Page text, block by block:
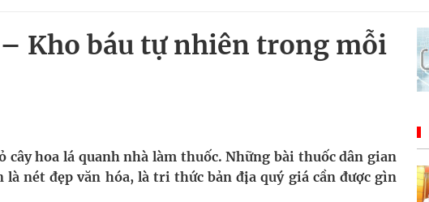
thực tế
ung thư
Của Các Loài Nhân Sâm (Panax Spp.): Tổng
Kho báu tự nhiên trong mỗi
cây hoa lá quanh nhà làm thuốc. Những bài thuốc dân gian
là nét đẹp văn hóa, là tri thức bản địa quý giá cần được gìn